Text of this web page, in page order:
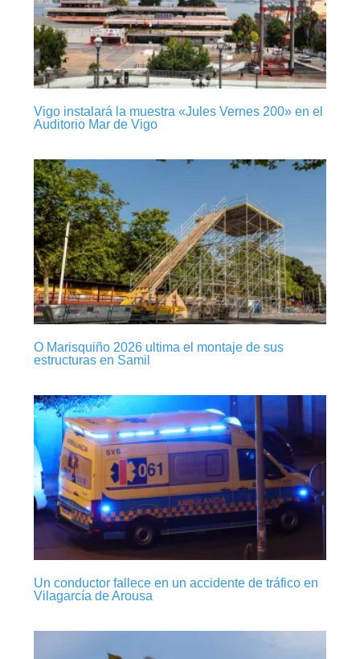
Vigo instalará la muestra «Jules Vernes 200» en el
Auditorio Mar de Vigo
O Marisquiño 2026 ultima el montaje de sus
estructuras en Samil
Un conductor fallece en un accidente de tráfico en
Vilagarcía de Arousa